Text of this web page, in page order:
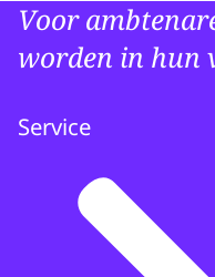
Voor
worden in hun
Service